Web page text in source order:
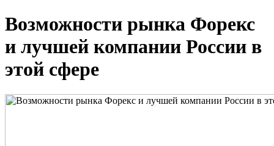
Возможности рынка Форекс
и лучшей компании России в
этой сфере